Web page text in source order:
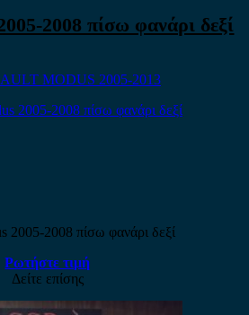
2008 πίσω φανάρι δεξί
MODUS 2005-2013
2005-2008 πίσω φανάρι δεξί
Ρωτήστε τιμή
Δείτε επίσης